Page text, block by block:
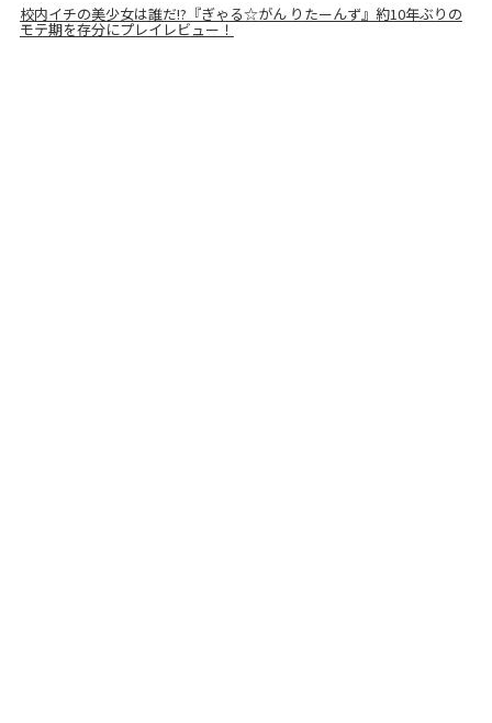
校内イチの美少女は誰だ!?『ぎゃる☆がん りたーんず』約10年ぶりの
モテ期を存分にプレイレビュー！